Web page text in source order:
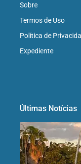
Sobre
Termos de Uso
Política de
Expediente
Últimas Notícias